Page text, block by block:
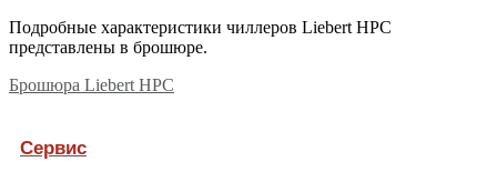
Подробные характеристики чиллеров Liebert HPC
представлены в брошюре.
Брошюра Liebert HPC
Сервис